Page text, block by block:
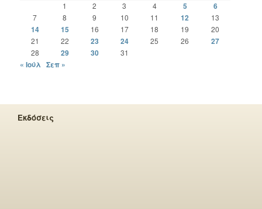
1 2 3 4 5 6
7 8 9 10 11 12 13
14 15 16 17 18 19
20
21
22 23 24 25 26 27
28 29 30 31
« Ιούλ Σεπ »
Εκδόσεις